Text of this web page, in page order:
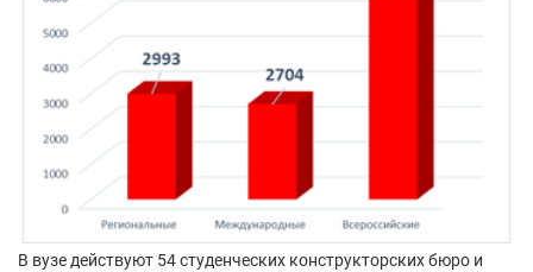
В вузе действуют 54 студенческих конструкторских бюро и